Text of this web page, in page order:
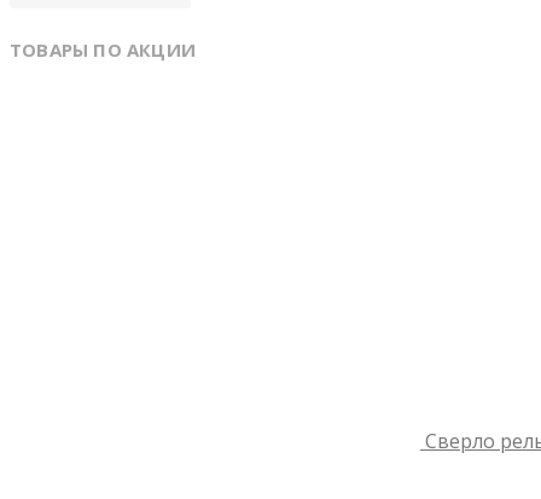
ТОВАРЫ ПО АКЦИИ
Сверло